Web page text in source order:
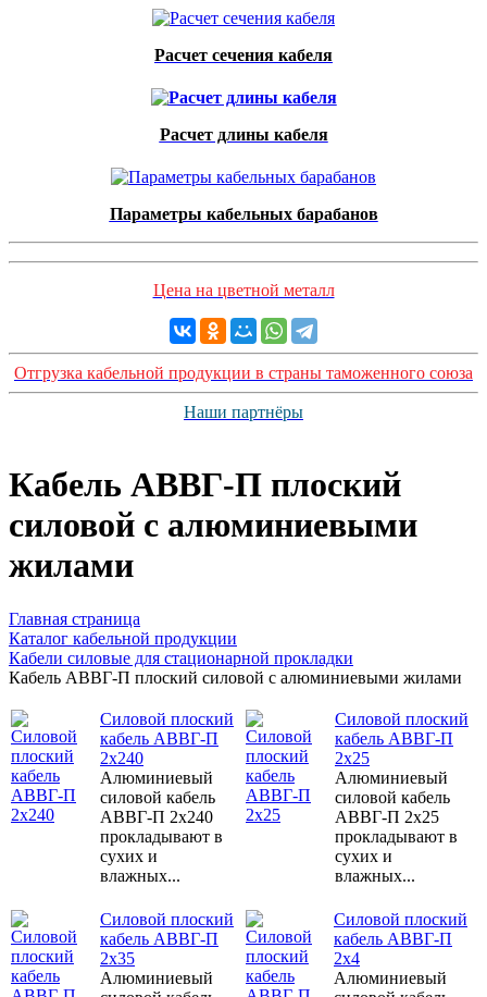
Расчет сечения кабеля
Расчет длины кабеля
Параметры кабельных барабанов
Цена на цветной металл
Отгрузка кабельной продукции в страны таможенного союза
Наши партнёры
Кабель АВВГ-П плоский
силовой с алюминиевыми
жилами
Главная страница
Каталог кабельной продукции
Кабели силовые для стационарной прокладки
Кабель АВВГ-П плоский силовой с алюминиевыми жилами
Силовой плоский
кабель АВВГ-П
2х240
Алюминиевый
силовой кабель
АВВГ-П 2х240
прокладывают в
сухих и
влажных...
Силовой плоский
кабель АВВГ-П
2х25
Алюминиевый
силовой кабель
АВВГ-П 2х25
прокладывают в
сухих и
влажных...
Силовой плоский
кабель АВВГ-П
2х35
Алюминиевый
Силовой плоский
кабель АВВГ-П
2х4
Алюминиевый